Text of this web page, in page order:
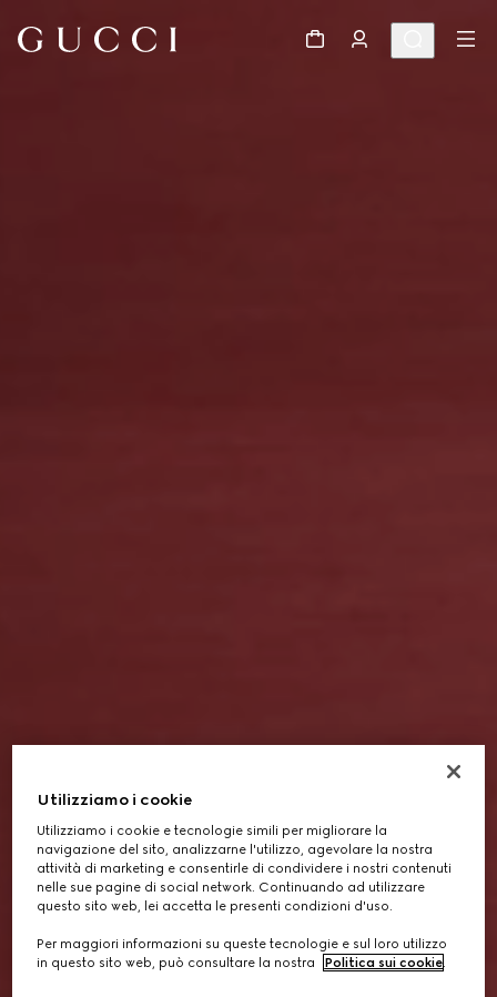
Utilizziamo i cookie
Utilizziamo i cookie e tecnologie simili per migliorare la
navigazione del sito, analizzarne l'utilizzo, agevolare la nostra
attività di marketing e consentirle di condividere i nostri contenuti
nelle sue pagine di social network. Continuando ad utilizzare
questo sito web, lei accetta le presenti condizioni d'uso.
Per maggiori informazioni su queste tecnologie e sul loro utilizzo
in questo sito web, può consultare la nostra
Politica sui cookie